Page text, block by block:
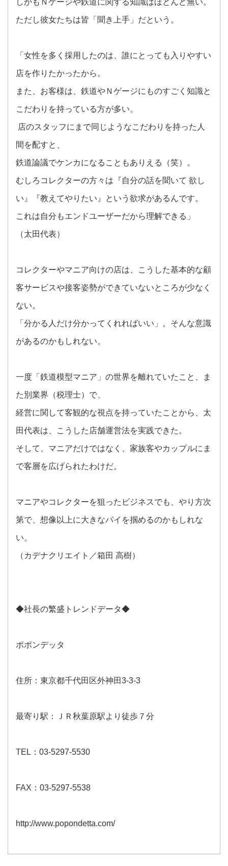
しかもＮゲージや鉄道に関する知識はほとんど無い。
ただし彼女たちは皆「聞き上手」だという。
「女性を多く採用したのは、誰にとっても入りやすい
店を作りたかったから。
また、お客様は、鉄道やＮゲージにものすごく知識と
こだわりを持っている方が多い。
店のスタッフにまで同じようなこだわりを持った人
間を配すと、
鉄道論議でケンカになることもありえる（笑）。
むしろコレクターの方々は『自分の話を聞いて 欲し
い』『教えてやりたい』という欲求があるんです。
これは自分もエンドユーザーだから理解できる」
（太田代表）
コレクターやマニア向けの店は、こうした基本的な顧
客サービスや接客姿勢ができていないところが少なく
ない。
「分かる人だけ分かってくれればいい」。そんな意識
があるのかもしれない。
一度「鉄道模型マニア」の世界を離れていたこと、ま
た別業界（税理士）で、
経営に関して客観的な視点を持っていたことから、太
田代表は、こうした店舗運営法を実践できた。
そして、マニアだけではなく、家族客やカップルにま
で客層を広げられたわけだ。
マニアやコレクターを狙ったビジネスでも、やり方次
第で、想像以上に大きなパイを掴めるのかもしれな
い。
（カデナクリエイト／箱田 高樹）
◆社長の繁盛トレンドデータ◆
ポポンデッタ
住所：東京都千代田区外神田3-3-3
最寄り駅：ＪＲ秋葉原駅より徒歩７分
TEL：03-5297-5530
FAX：03-5297-5538
http://www.popondetta.com/